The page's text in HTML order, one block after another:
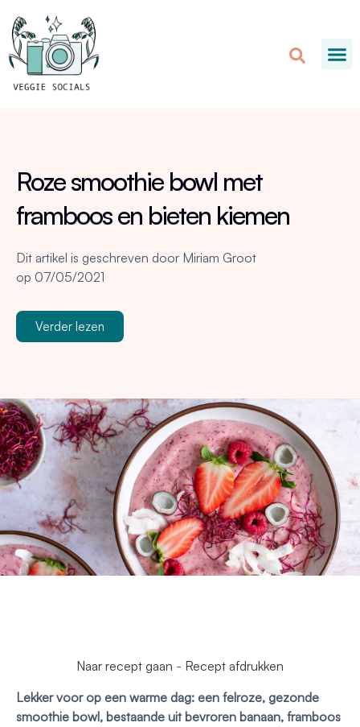
Roze smoothie bowl met
framboos en bieten kiemen
Dit artikel is geschreven door Miriam Groot
op 07/05/2021
Verder lezen
Naar recept gaan - Recept afdrukken
Lekker voor op een warme dag: een felroze, gezonde
smoothie bowl, bestaande uit bevroren banaan, framboos